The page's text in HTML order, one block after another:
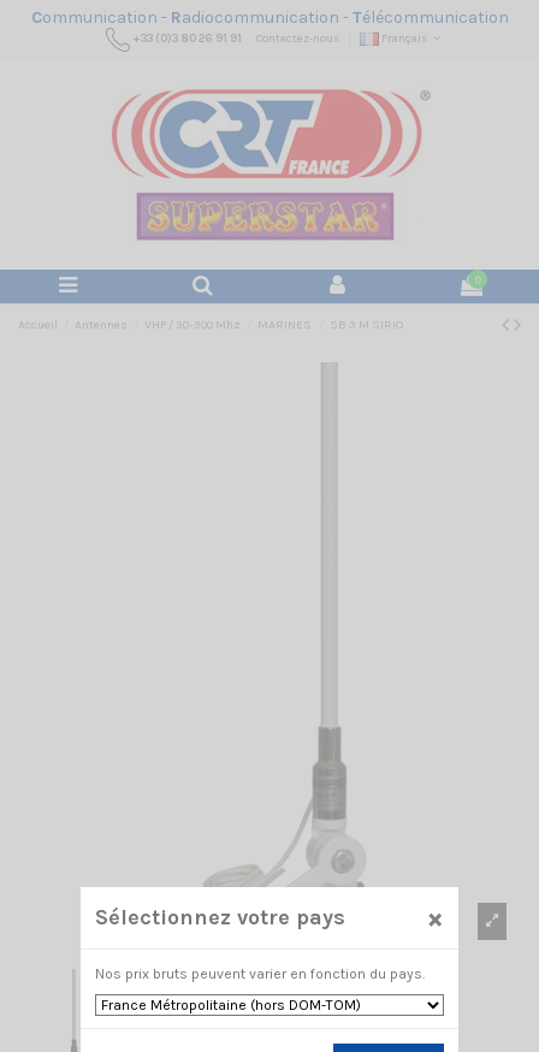
Communication - Radiocommunication -Télécommunication
+33 (0)3 80 26 91 91 Contactez-nous Français
0
Accueil Antennes VHF / 30-300 Mhz MARINES SB 3 M SIRIO
Sélectionnez votre pays ×
Nos prix bruts peuvent varier en fonction du pays.